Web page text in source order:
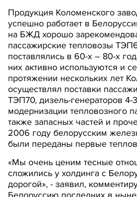
Продукция Коломенского
успешно работает в
на БЖД хорошо
пассажирские тепловозы
поставлялись в 60-х – 80-х
них активно используются и
протяжении нескольких лет
осуществлял поставки
ТЭП70, дизель-генераторов
модернизации тепловозного
также запасных частей и
2006 году белорусским
были переданы первые
«Мы очень ценим тесные
сложились у холдинга с
дорогой», - заявил,